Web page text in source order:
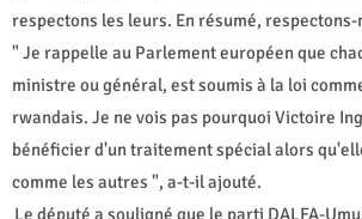
respectons les leurs. En résumé,
" Je rappelle au Parlement européen que
ministre ou général, est soumis à la loi
rwandais. Je ne vois pas pourquoi Victoire
bénéficier d'un traitement spécial alors
comme les autres ", a-t-il ajouté.
Le député a souligné que le parti DALFA-